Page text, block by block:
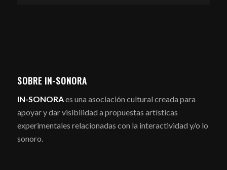
SOBRE IN-SONORA
IN-SONORAes una asociación cultural creada para
apoyar y dar visibilidad a propuestas artísticas
experimentales relacionadas con la interactividad y/o lo
sonoro.